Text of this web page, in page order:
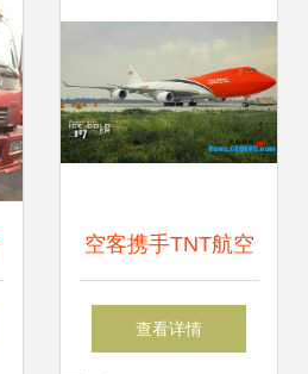
空客携手TNT航空
启动A320客改货项
查看详情